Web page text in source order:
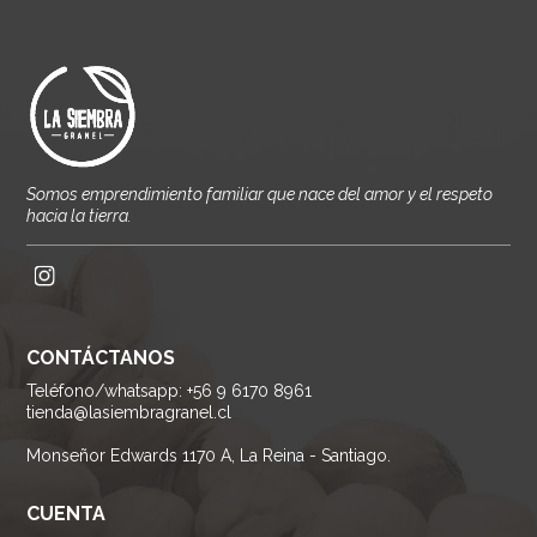
Somos emprendimiento familiar que nace del amor y el respeto
hacia la tierra.
CONTÁCTANOS
Teléfono/whatsapp: +56 9 6170 8961
tienda@lasiembragranel.cl
Monseñor Edwards 1170 A, La Reina - Santiago.
CUENTA